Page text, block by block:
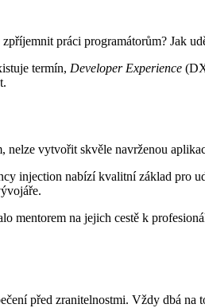
práci programátorům? Jak
termín, Developer Experience
nelze vytvořit skvěle navrženou
injection nabízí kvalitní základ pro
mentorem na jejich cestě k
před zranitelnostmi. Vždy dbá na